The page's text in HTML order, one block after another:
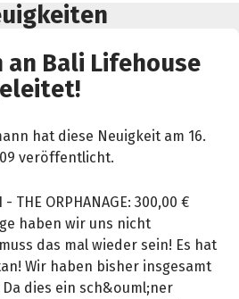
an Bali Lifehouse
hat diese Neuigkeit am 16.
veröffentlicht.
- THE ORPHANAGE: 300,00 €
haben wir uns nicht
das mal wieder sein! Es hat
Wir haben bisher insgesamt
dies ein sch&ouml;ner